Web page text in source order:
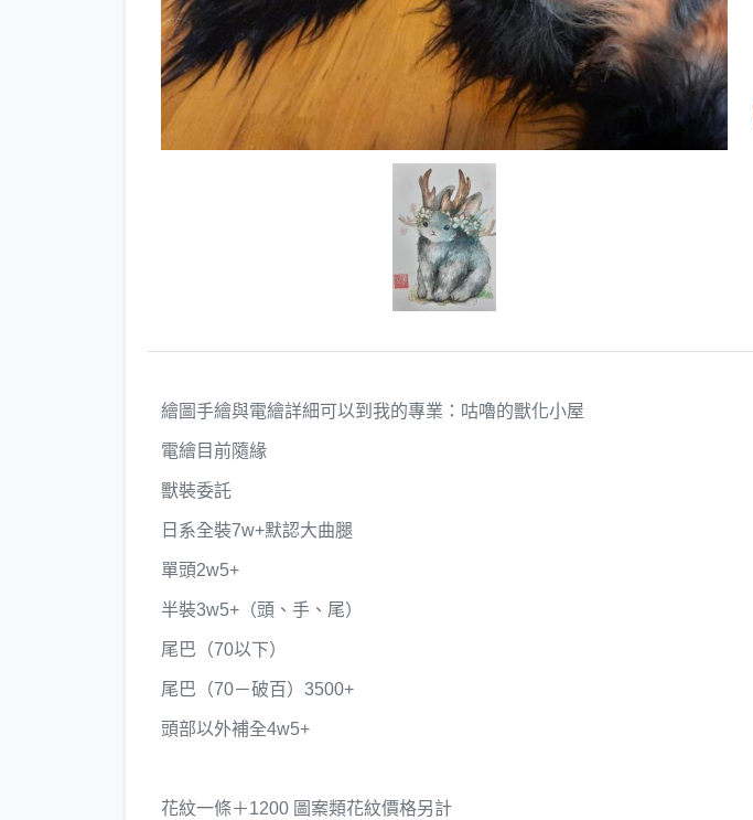
繪圖手繪與電繪詳細可以到我的專業：咕嚕的獸化小屋
電繪目前隨緣
獸裝委託
日系全裝7w+默認大曲腿
單頭2w5+
半裝3w5+（頭、手、尾）
尾巴（70以下）
尾巴（70－破百）3500+
頭部以外補全4w5+
花紋一條＋1200 圖案類花紋價格另計